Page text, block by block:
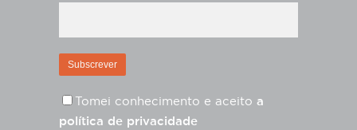
Tomei conhecimento e aceito a
política de privacidade